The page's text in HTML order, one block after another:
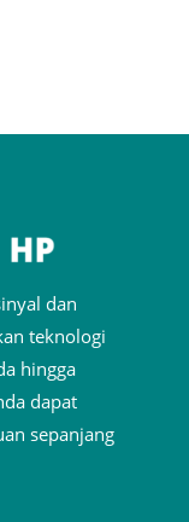
dan
teknologi
hingga
dapat
sepanjang